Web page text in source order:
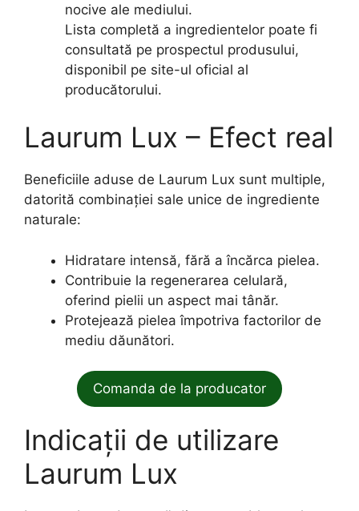
nocive ale mediului.
Lista completă a ingredientelor poate fi
consultată pe prospectul produsului,
disponibil pe site-ul oficial al
producătorului.
Laurum Lux – Efect real
Beneficiile aduse de Laurum Lux sunt multiple,
datorită combinației sale unice de ingrediente
naturale:
Hidratare intensă, fără a încărca pielea.
Contribuie la regenerarea celulară,
oferind pielii un aspect mai tânăr.
Protejează pielea împotriva factorilor de
mediu dăunători.
Comanda de la producator
Indicații de utilizare
Laurum Lux